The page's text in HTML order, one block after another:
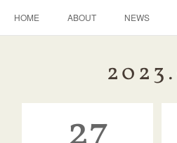
HOME ABOUT NEWS
2023.